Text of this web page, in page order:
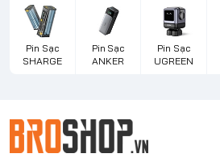
Pin Sạc
SHARGE
Pin Sạc
ANKER
Pin Sạc
UGREEN